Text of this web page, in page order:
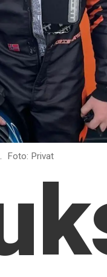
Foto: Privat